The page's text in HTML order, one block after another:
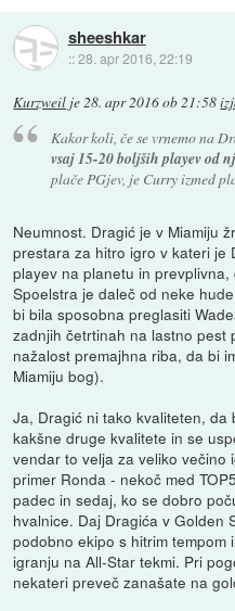
sheeshkar
::28. apr 2016, 22:19
Kurzweil je28. apr 2016 ob 21:58
Kakor koli, če se vrnemo na
vsaj 15-20 boljših playev od
plače PGjev, je Curry izmed
Neumnost. Dragić je v Miamiju
prestara za hitro igro v kateri je
playev na planetu in
Spoelstra je daleč od neke
bi bila sposobna preglasiti
zadnjih četrtinah na lastno pest
nažalost premajhna riba, da bi
Miamiju bog).
Ja, Dragić ni tako kvaliteten, da
kakšne druge kvalitete in se
vendar to velja za veliko večino
primer Ronda - nekoč med
padec in sedaj, ko se dobro
hvalnice. Daj Dragića v Golden
podobno ekipo s hitrim
igranju na All-Star tekmi. Pri
nekateri preveč zanašate na